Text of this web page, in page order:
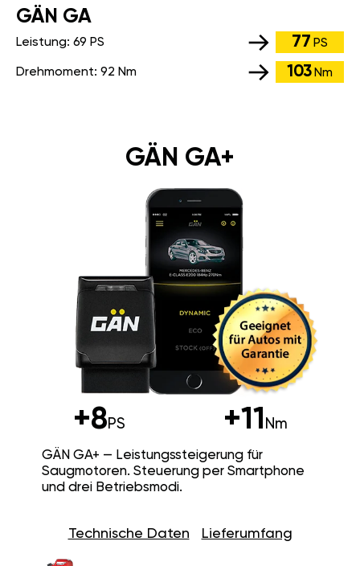
GÄN GA
Leistung: 69 PS 77 PS
Drehmoment: 92 Nm 103 Nm
GÄN GA+
+8PS +11 Nm
GÄN GA+ — Leistungssteigerung für
Saugmotoren. Steuerung per Smartphone
und drei Betriebsmodi.
Technische Daten Lieferumfang